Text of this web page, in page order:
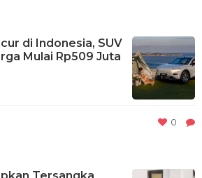
di Indonesia, SUV
Mulai Rp509 Juta
0